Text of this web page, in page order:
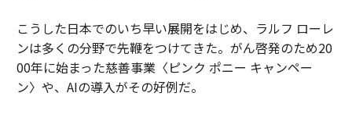
こうした日本でのいち早い展開をはじめ、ラルフ ローレ
ンは多くの分野で先鞭をつけてきた。がん啓発のため20
00年に始まった慈善事業〈ピンク ポニー キャンペー
ン〉や、AIの導入がその好例だ。